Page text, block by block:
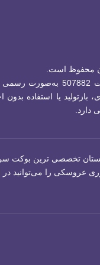
محفوظ است.
برند جینگولستان با شماره ثبت 507882
بازتولید یا استفاده بدون
دارد.
تخصصی ترین بوکت
را می‌توانید در این